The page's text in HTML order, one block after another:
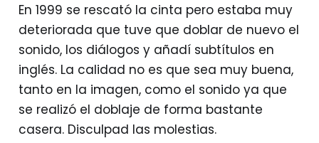
En 1999 se rescató la cinta pero estaba muy
deteriorada que tuve que doblar de nuevo el
sonido, los diálogos y añadí subtítulos en
inglés. La calidad no es que sea muy buena,
tanto en la imagen, como el sonido ya que
se realizó el doblaje de forma bastante
casera. Disculpad las molestias.